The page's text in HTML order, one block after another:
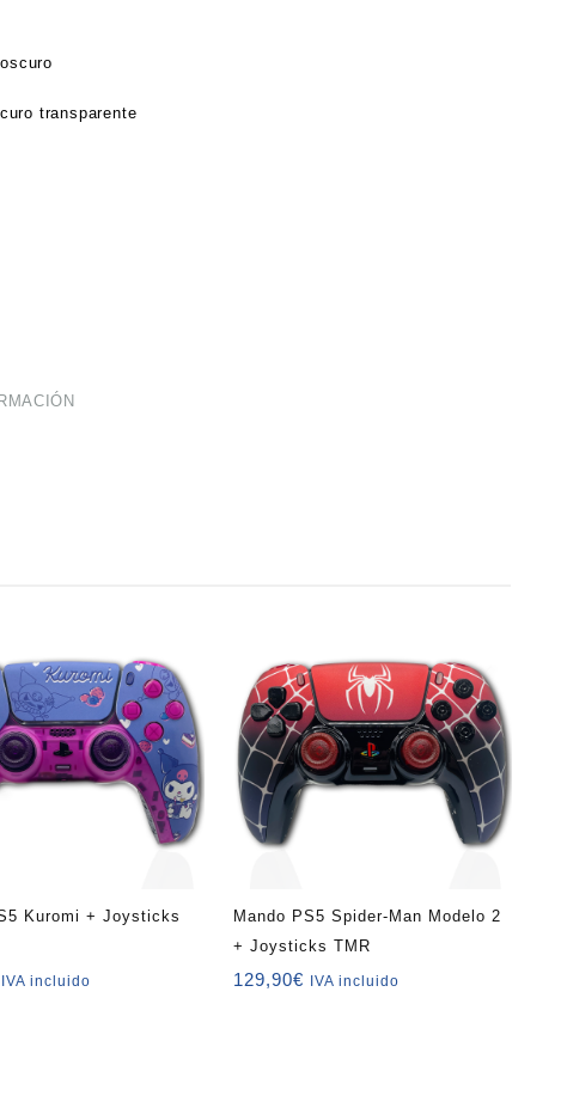
transparente
Kuromi + Joysticks
IVA incluido
Mando PS5 Spider-Man Modelo 2
+ Joysticks TMR
129,90€ IVA incluido